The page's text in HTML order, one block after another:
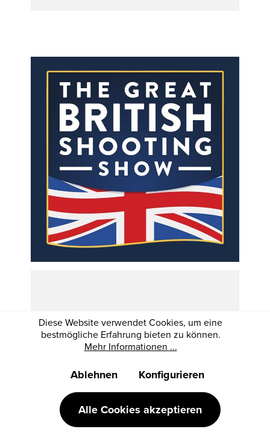
The Great British
Shooting Show
12 – 14 February 2027,
Birmingham, UK
Diese Website verwendet Cookies, um eine
bestmögliche Erfahrung bieten zu können.
Mehr Informationen ...
Ablehnen Konfigurieren
Alle Cookies akzeptieren